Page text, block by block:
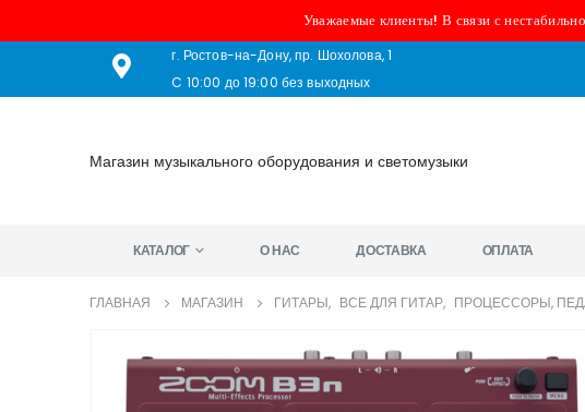
Уважаемые клиенты! В связи с
г. Ростов-на-Дону, пр. Шохолова, 1
C 10:00 до 19:00 без выходных
Магазин музыкального оборудования и светомузыки
КАТАЛОГ О НАС ДОСТАВКА ОПЛАТА
ГЛАВНАЯ МАГАЗИН ГИТАРЫ, ВСЕ ДЛЯ ГИТАР, ПРОЦЕССОРЫ,